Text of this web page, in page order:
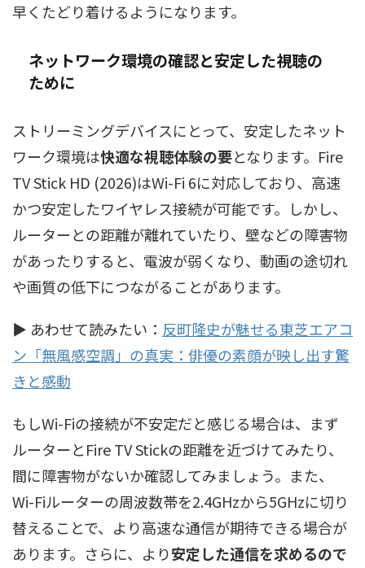
早くたどり着けるようになります。
ネットワーク環境の確認と安定した視聴の
ために
ストリーミングデバイスにとって、安定したネット
ワーク環境は快適な視聴体験の要となります。Fire
TV Stick HD (2026)はWi-Fi 6に対応しており、高速
かつ安定したワイヤレス接続が可能です。しかし、
ルーターとの距離が離れていたり、壁などの障害物
があったりすると、電波が弱くなり、動画の途切れ
や画質の低下につながることがあります。
▶ あわせて読みたい： 反町隆史が魅せる東芝エアコ
ン「無風感空調」の真実：俳優の素顔が映し出す驚
きと感動
もしWi-Fiの接続が不安定だと感じる場合は、まず
ルーターとFire TV Stickの距離を近づけてみたり、
間に障害物がないか確認してみましょう。また、
Wi-Fiルーターの周波数帯を2.4GHzから5GHzに切り
替えることで、より高速な通信が期待できる場合が
あります。さらに、より安定した通信を求めるので